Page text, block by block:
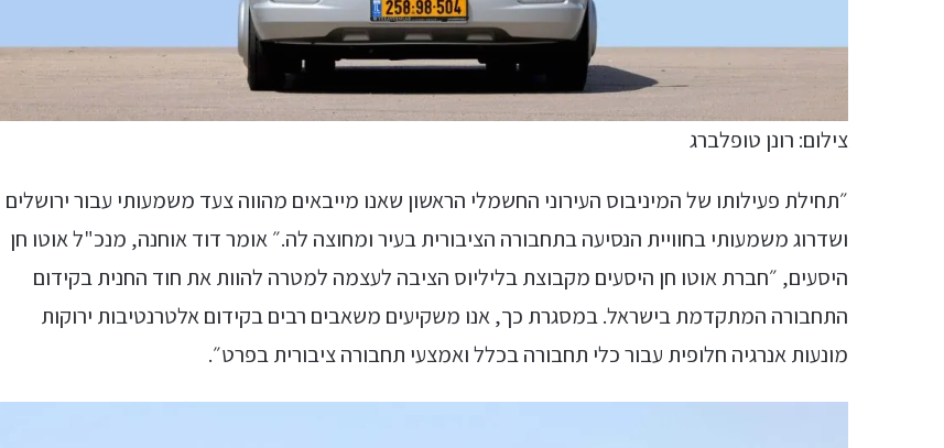
צילום: רונן טופלברג
״תחילת פעילותו של המיניבוס העירוני החשמלי הראשון שאנו מייבאים מהווה צעד משמעותי עבור ירושלים
ושדרוג משמעותי בחוויית הנסיעה בתחבורה הציבורית בעיר ומחוצה לה.״ אומר דוד אוחנה, מנכ"ל אוטו חן
היסעים, ״חברת אוטו חן היסעים מקבוצת בליליוס הציבה לעצמה למטרה להוות את חוד החנית בקידום
התחבורה המתקדמת בישראל. במסגרת כך, אנו משקיעים משאבים רבים בקידום אלטרנטיבות ירוקות
מונעות אנרגיה חלופית עבור כלי תחבורה בכלל ואמצעי תחבורה ציבורית בפרט״.